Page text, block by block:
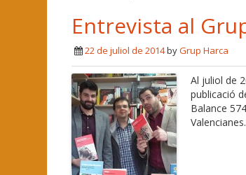
Entrevista al
22 de juliol de 2014byGrup Harca
Al juliol de
publicació
Balance
Valencianes.